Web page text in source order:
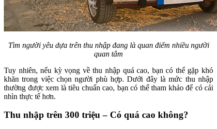
Tìm người yêu dựa trên thu nhập đang là quan điểm nhiều người
quan tâm
Tuy nhiên, nếu kỳ vọng về thu nhập quá cao, bạn có thể gặp khó
khăn trong việc chọn người phù hợp. Dưới đây là mức thu nhập
thường được xem là tiêu chuẩn cao, bạn có thể tham khảo để có cái
nhìn thực tế hơn.
Thu nhập trên 300 triệu – Có quá cao không?